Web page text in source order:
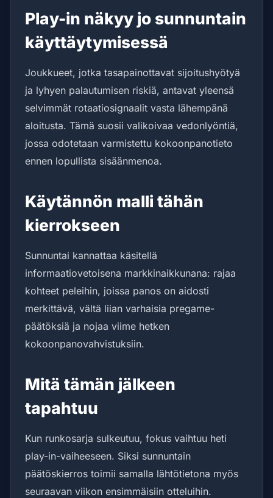
Play-in näkyy jo sunnuntain
käyttäytymisessä
Joukkueet, jotka tasapainottavat sijoitushyötyä
ja lyhyen palautumisen riskiä, antavat yleensä
selvimmät rotaatiosignaalit vasta lähempänä
aloitusta. Tämä suosii valikoivaa vedonlyöntiä,
jossa odotetaan varmistettu kokoonpanotieto
ennen lopullista sisäänmenoa.
Käytännön malli tähän
kierrokseen
Sunnuntai kannattaa käsitellä
informaatiovetoisena markkinaikkunana: rajaa
kohteet peleihin, joissa panos on aidosti
merkittävä, vältä liian varhaisia pregame-
päätöksiä ja nojaa viime hetken
kokoonpanovahvistuksiin.
Mitä tämän jälkeen
tapahtuu
Kun runkosarja sulkeutuu, fokus vaihtuu heti
play-in-vaiheeseen. Siksi sunnuntain
päätöskierros toimii samalla lähtötietona myös
seuraavan viikon ensimmäisiin otteluihin.